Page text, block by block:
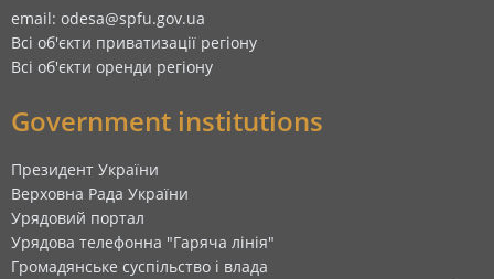
email: odesa@spfu.gov.ua
Всі об'єкти приватизації регіону
Всі об'єкти оренди регіону
Government institutions
Президент України
Верховна Рада України
Урядовий портал
Урядова телефонна "Гаряча лінія"
Громадянське суспільство і влада